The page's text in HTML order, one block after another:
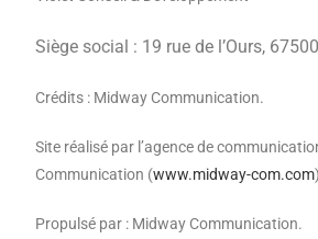
Siège social : 19 rue de l’Ours,
Crédits : Midway Communication.
Site réalisé par l’agence de
Communication (www.midway-com.com
Propulsé par : Midway Communication.